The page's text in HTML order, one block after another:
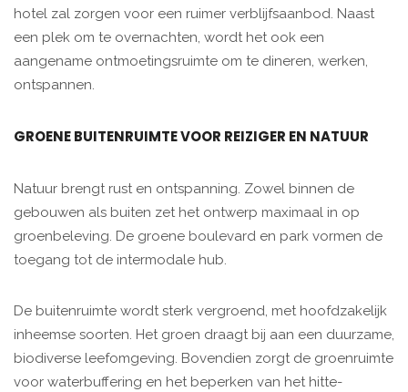
hotel zal zorgen voor een ruimer verblijfsaanbod. Naast
een plek om te overnachten, wordt het ook een
aangename ontmoetingsruimte om te dineren, werken,
ontspannen.
GROENE BUITENRUIMTE VOOR REIZIGER EN NATUUR
Natuur brengt rust en ontspanning. Zowel binnen de
gebouwen als buiten zet het ontwerp maximaal in op
groenbeleving. De groene boulevard en park vormen de
toegang tot de intermodale hub.
De buitenruimte wordt sterk vergroend, met hoofdzakelijk
inheemse soorten. Het groen draagt bij aan een duurzame,
biodiverse leefomgeving. Bovendien zorgt de groenruimte
voor waterbuffering en het beperken van het hitte-